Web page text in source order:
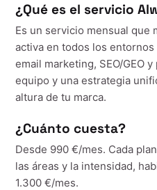
¿Qué es el servicio
Es un servicio mensual que
activa en todos los
email marketing, SEO/GEO
equipo y una estrategia
altura de tu marca.
¿Cuánto cuesta?
Desde 990 €/mes. Cada
las áreas y la intensidad,
1.300 €/mes.